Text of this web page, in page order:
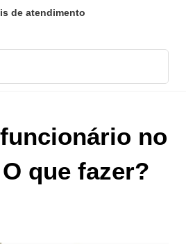
de atendimento
no
que fazer?